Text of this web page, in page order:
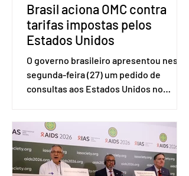
Brasil aciona OMC contra
tarifas impostas pelos
Estados Unidos
O governo brasileiro apresentou nesta
segunda-feira (27) um pedido de
consultas aos Estados Unidos no
(OMC), contestando duas medidas
tarifárias adotadas pelo país norte-
americano com base na Seção 301 da
Lei de Comércio de 1974. Segundo nota